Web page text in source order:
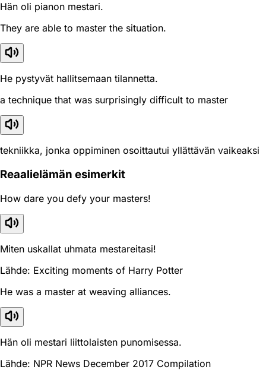
Hän oli pianon mestari.
They are able to master the situation.
He pystyvät hallitsemaan tilannetta.
a technique that was surprisingly difficult to master
tekniikka, jonka oppiminen osoittautui yllättävän vaikeaksi
Reaali­elämän esimerkit
How dare you defy your masters!
Miten uskallat uhmata mestareitasi!
Lähde: Exciting moments of Harry Potter
He was a master at weaving alliances.
Hän oli mestari liittolaisten punomisessa.
Lähde: NPR News December 2017 Compilation